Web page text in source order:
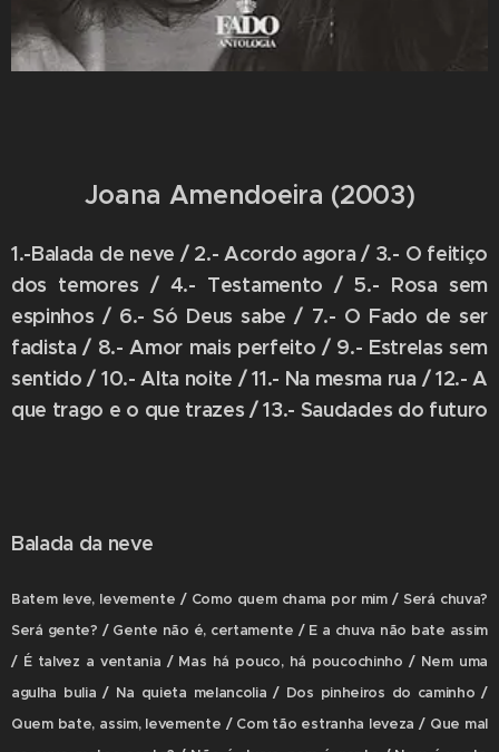
Joana Amendoeira (2003)
1.-Balada de neve / 2.- Acordo agora / 3.- O feitiço
dos temores / 4.- Testamento / 5.- Rosa sem
espinhos / 6.- Só Deus sabe / 7.- O Fado de ser
fadista / 8.- Amor mais perfeito / 9.- Estrelas sem
sentido / 10.- Alta noite / 11.- Na mesma rua / 12.- A
que trago e o que trazes / 13.- Saudades do futuro
Balada da neve
Batem leve, levemente / Como quem chama por mim / Será chuva?
Será gente? / Gente não é, certamente / E a chuva não bate assim
/ É talvez a ventania / Mas há pouco, há poucochinho / Nem uma
agulha bulia / Na quieta melancolia / Dos pinheiros do caminho /
Quem bate, assim, levemente / Com tão estranha leveza / Que mal